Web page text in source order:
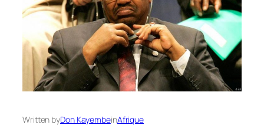
Written byDon KayembeinAfrique